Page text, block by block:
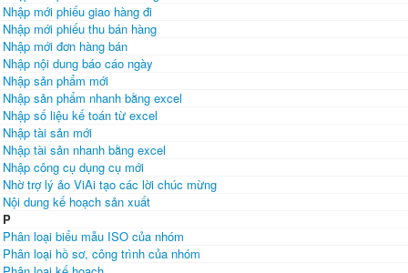
Nhập mới phiếu giao hàng đi
Nhập mới phiếu thu bán hàng
Nhập mới đơn hàng bán
Nhập nội dung báo cáo ngày
Nhập sản phẩm mới
Nhập sản phẩm nhanh bằng excel
Nhập số liệu kế toán từ excel
Nhập tài sản mới
Nhập tài sản nhanh bằng excel
Nhập công cụ dụng cụ mới
Nhờ trợ lý ảo ViAi tạo các lời chúc mừng
Nội dung kế hoạch sản xuất
P
Phân loại biểu mẫu ISO của nhóm
Phân loại hồ sơ, công trình của nhóm